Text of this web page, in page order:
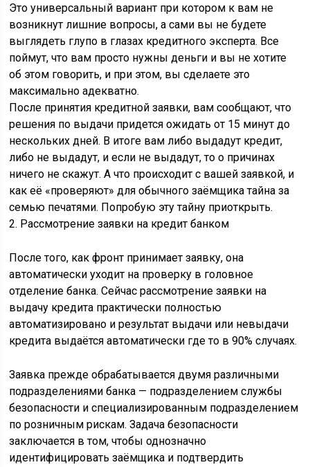
Это универсальный вариант при котором к вам не
возникнут лишние вопросы, а сами вы не будете
выглядеть глупо в глазах кредитного эксперта. Все
поймут, что вам просто нужны деньги и вы не хотите
об этом говорить, и при этом, вы сделаете это
максимально адекватно.
После принятия кредитной заявки, вам сообщают, что
решения по выдачи придется ожидать от 15 минут до
нескольких дней. В итоге вам либо выдадут кредит,
либо не выдадут, и если не выдадут, то о причинах
ничего не скажут. А что происходит с вашей заявкой, и
как её «проверяют» для обычного заёмщика тайна за
семью печатями. Попробую эту тайну приоткрыть.
2. Рассмотрение заявки на кредит банком
После того, как фронт принимает заявку, она
автоматически уходит на проверку в головное
отделение банка. Сейчас рассмотрение заявки на
выдачу кредита практически полностью
автоматизировано и результат выдачи или невыдачи
кредита выдаётся автоматически где то в 90% случаях.
Заявка прежде обрабатывается двумя различными
подразделениями банка — подразделением службы
безопасности и специализированным подразделением
по розничным рискам. Задача безопасности
заключается в том, чтобы однозначно
идентифицировать заёмщика и подтвердить